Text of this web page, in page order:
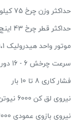
حداکثر وزن چرخ 75 کیلوگرم
حداکثر قطر چرخ 43 اینچ
موتور واحد هیدرولیک 1،1 کیلووات / 380 ولت (اختیاری 220 ولت)
سرعت چرخش 6 - 16 دور در دقیقه
فشار کاری 8 تا 10 بار
نیروی لق کن 6000 نیوتن
نیروی بازوی عمودی 3000 نیوتن